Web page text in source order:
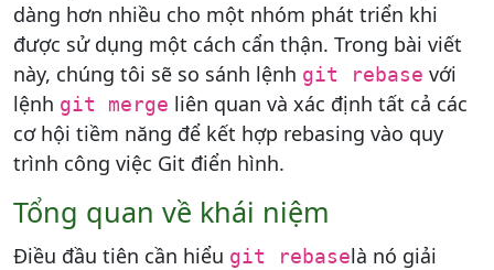
dàng hơn nhiều cho một nhóm phát triển khi
được sử dụng một cách cẩn thận. Trong bài viết
này, chúng tôi sẽ so sánh lệnh git rebase với
lệnh git merge liên quan và xác định tất cả các
cơ hội tiềm năng để kết hợp rebasing vào quy
trình công việc Git điển hình.
Tổng quan về khái niệm
Điều đầu tiên cần hiểu git rebaselà nó giải